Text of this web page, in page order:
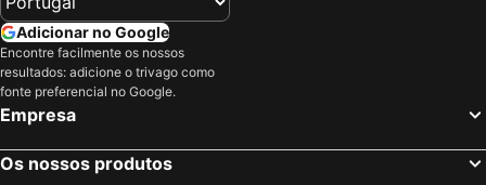
Adicionar no Google
Encontre facilmente os nossos
resultados: adicione o trivago como
fonte preferencial no Google.
Empresa
Os nossos produtos